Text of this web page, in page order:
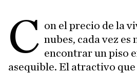
C on el precio de la
nubes, cada vez es
encontrar un piso
asequible. El atractivo que